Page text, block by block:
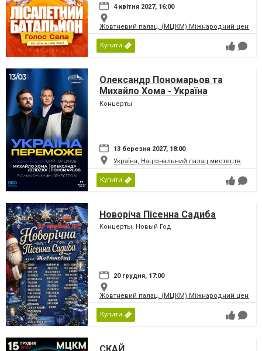
4 квітня 2027, 16:00
Жовтневий палац, (МЦКМ) Міжнародний центр
Купити
Олександр Пономарьов та
Михайло Хома - Україна
Переможе!
Концерты
13 березня 2027, 18:00
Україна, Національний палац мистецтв
Купити
Новоріча Пісенна Садиба
Концерты, Новый Год
20 грудня, 17:00
Жовтневий палац, (МЦКМ) Міжнародний центр
Купити